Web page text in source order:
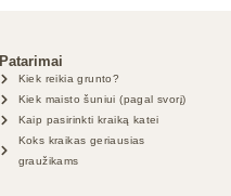
Patarimai
Kiek reikia grunto?
Kiek maisto šuniui (pagal svorį)
Kaip pasirinkti kraiką katei
Koks kraikas geriausias
graužikams